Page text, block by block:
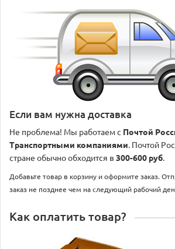
Если вам нужна доставка
Не проблема! Мы работаем с Почтой
Транспортными компаниями. Почтой
стране обычно обходится в 300-600 руб.
Добавьте товар в корзину и оформите заказ.
заказ не позднее чем на следующий рабочий
Как оплатить товар?